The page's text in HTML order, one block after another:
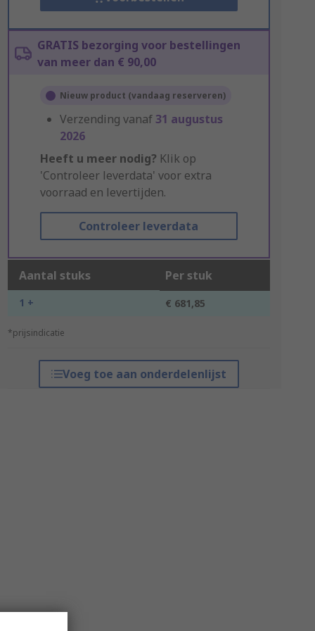
GRATIS bezorging voor bestellingen
van meer dan € 90,00
Nieuw product (vandaag reserveren)
Verzending vanaf31 augustus
2026
Heeft u meer nodig? Klik op
'Controleer leverdata' voor extra
voorraad en levertijden.
Controleer leverdata
Aantal stuks Per stuk
1 + € 681,85
*prijsindicatie
Voeg toe aan onderdelenlijst